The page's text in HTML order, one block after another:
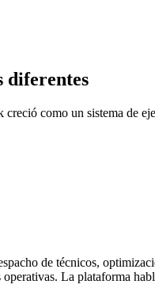
diferentes
como un sistema de
de técnicos,
La plataforma